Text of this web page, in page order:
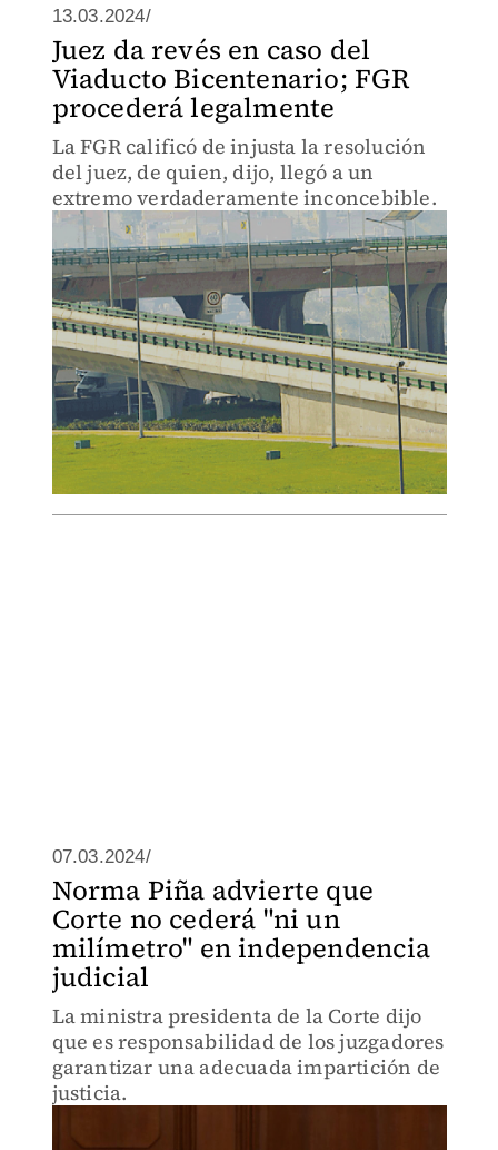
13.03.2024/
Juez da revés en caso del
Viaducto Bicentenario; FGR
procederá legalmente
La FGR calificó de injusta la resolución
del juez, de quien, dijo, llegó a un
extremo verdaderamente inconcebible.
07.03.2024/
Norma Piña advierte que
Corte no cederá "ni un
milímetro" en independencia
judicial
La ministra presidenta de la Corte dijo
que es responsabilidad de los juzgadores
garantizar una adecuada impartición de
justicia.